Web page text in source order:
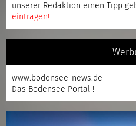
unserer Redaktion einen Tipp
eintragen!
www.bodensee-news.de
Das Bodensee Portal !